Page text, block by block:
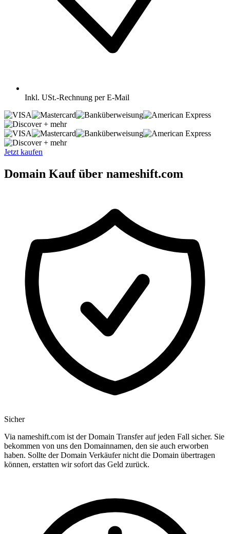
Inkl. USt.-Rechnung per E-Mail
+ mehr
+ mehr
Jetzt kaufen
Domain Kauf über nameshift.com
Sicher
Via nameshift.com ist der Domain Transfer auf jeden Fall sicher. Sie
bekommen von uns den Domainnamen, den sie auch erworben
haben. Sollte der Domain Verkäufer nicht die Domain übertragen
können, erstatten wir sofort das Geld zurück.